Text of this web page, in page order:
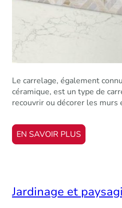
Le carrelage, également
céramique, est un type de
recouvrir ou décorer les murs
EN SAVOIR PLUS
Jardinage et